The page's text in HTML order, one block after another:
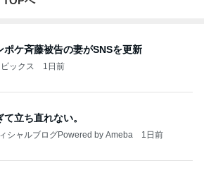
ポケ斉藤被告の妻がSNSを更新
ックス 1日前
立ち直れない。
シャルブログPowered by Ameba 1日前